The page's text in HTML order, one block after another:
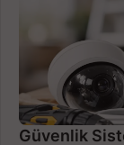
Güvenlik